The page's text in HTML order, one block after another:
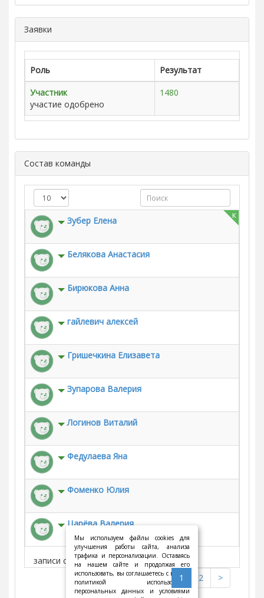
Заявки
Роль
Результат
Участник
участие одобрено
1480
Состав команды
к
Зубер Елена
Белякова Анастасия
Бирюкова Анна
гайлевич алексей
Гришечкина Елизавета
Зупарова Валерия
Логинов Виталий
Федулаева Яна
Фоменко Юлия
Царёва Валерия
записи с 1 по 10 из 11
<
1 2 >
Мы используем файлы cookies для
улучшения работы сайта, анализа
трафика и персонализации. Оставаясь
на нашем сайте и продолжая его
использовать, вы соглашаетесь с нашей
политикой использования
персональных данных и условиями